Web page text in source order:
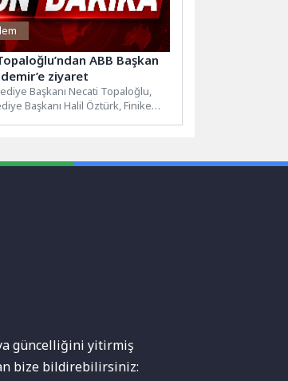
ABB Başkan
ziyaret
Başkanı Necati Topaloğlu,
Başkanı Halil Öztürk, Finike
güncelliğini yitirmiş
bize bildirebilirsiniz: